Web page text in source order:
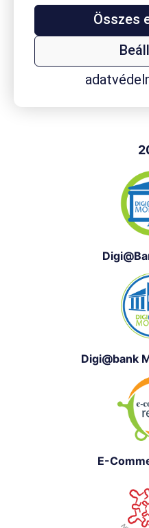
Összes
Digi@bank
E-